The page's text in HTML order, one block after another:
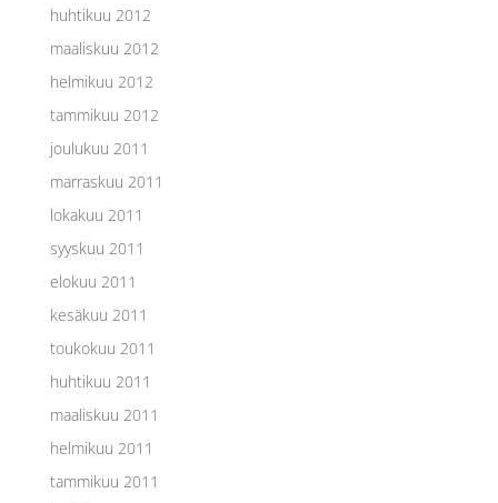
huhtikuu 2012
maaliskuu 2012
helmikuu 2012
tammikuu 2012
joulukuu 2011
marraskuu 2011
lokakuu 2011
syyskuu 2011
elokuu 2011
kesäkuu 2011
toukokuu 2011
huhtikuu 2011
maaliskuu 2011
helmikuu 2011
tammikuu 2011